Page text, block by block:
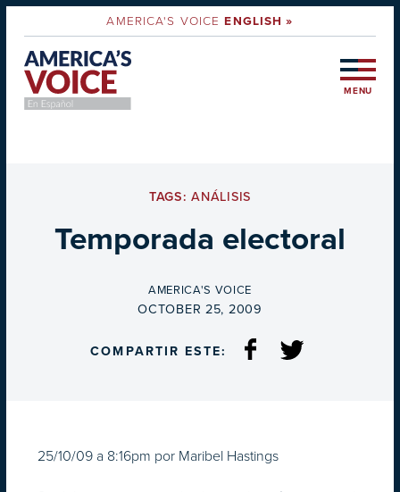
AMERICA'S VOICEENGLISH »
MENU
TAGS:ANÁLISIS
Temporada electoral
BY
AMERICA'S VOICE
ON
OCTOBER 25, 2009
COMPARTIR ESTE:
25/10/09 a 8:16pm por Maribel Hastings